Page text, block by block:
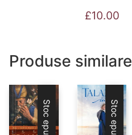
£10.00
Produse similare
Stoc epuizat Stoc epuizat